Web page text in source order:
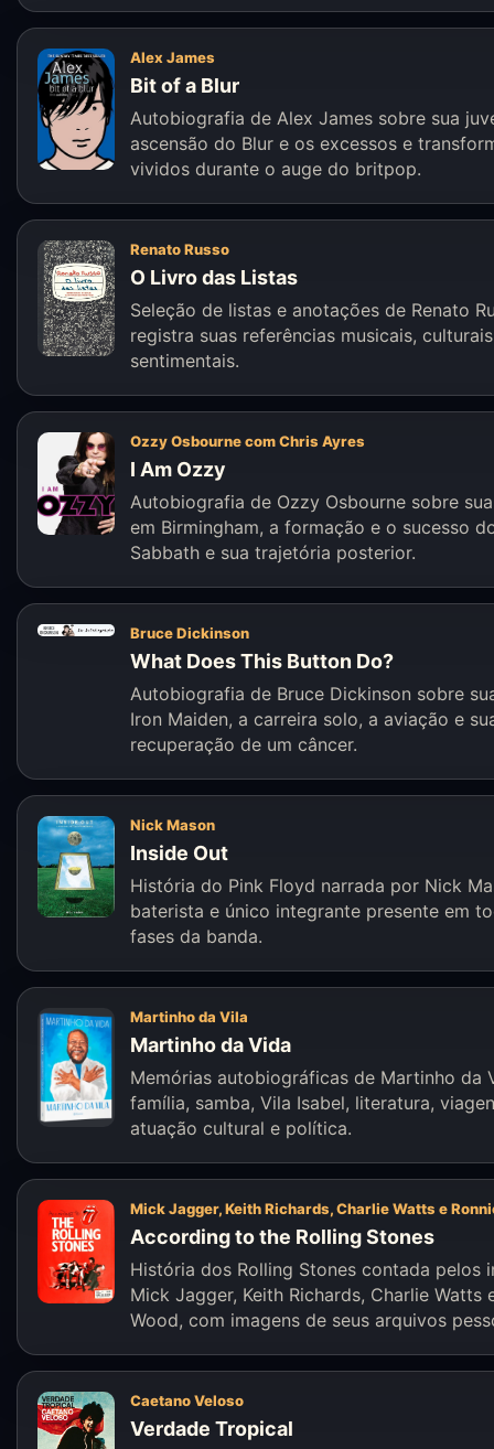
Alex James
Bit of a Blur
Autobiografia de Alex James sobre sua
ascensão do Blur e os excessos e
vividos durante o auge do britpop.
Renato Russo
O Livro das Listas
Seleção de listas e anotações de Renato
registra suas referências musicais,
sentimentais.
Ozzy Osbourne com Chris Ayres
I Am Ozzy
Autobiografia de Ozzy Osbourne sobre
em Birmingham, a formação e o sucesso
Sabbath e sua trajetória posterior.
Bruce Dickinson
What Does This Button Do?
Autobiografia de Bruce Dickinson sobre
Iron Maiden, a carreira solo, a aviação e
recuperação de um câncer.
Nick Mason
Inside Out
História do Pink Floyd narrada por Nick
baterista e único integrante presente em
fases da banda.
Martinho da Vila
Martinho da Vida
Memórias autobiográficas de Martinho da
família, samba, Vila Isabel, literatura,
atuação cultural e política.
Mick Jagger, Keith Richards, Charlie Watts e
According to the Rolling Stones
História dos Rolling Stones contada pelos
Mick Jagger, Keith Richards, Charlie Watts
Wood, com imagens de seus arquivos
Caetano Veloso
Verdade Tropical